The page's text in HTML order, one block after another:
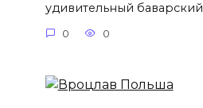
удивительный баварский
0 0